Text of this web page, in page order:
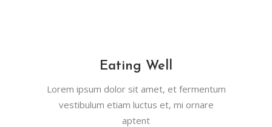
Eating Well
Lorem ipsum dolor sit amet, et fermentum
vestibulum etiam luctus et, mi ornare
aptent